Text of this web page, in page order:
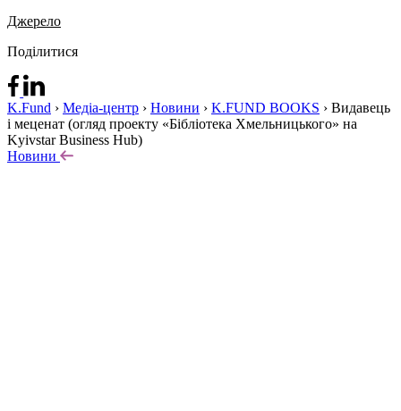
Джерело
Поділитися
K.Fund › Медіа-центр › Новини › K.FUND BOOKS › Видавець
і меценат (огляд проекту «Бібліотека Хмельницького» на
Kyivstar Business Hub)
Новини